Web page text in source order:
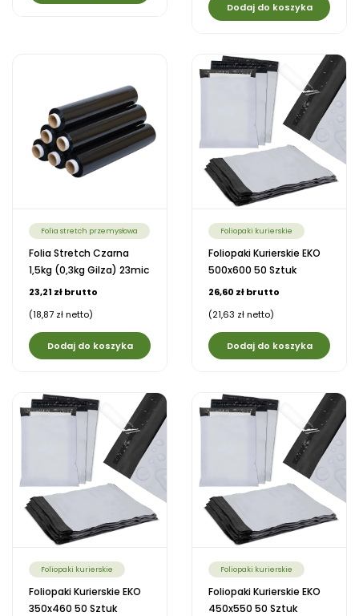
Dodaj do koszyka
Folia stretch przemysłowa
Folia Stretch Czarna
1,5kg (0,3kg Gilza) 23mic
23,21 zł brutto
(18,87 zł netto)
Dodaj do koszyka
Foliopaki kurierskie
Foliopaki Kurierskie EKO
500x600 50 Sztuk
26,60 zł brutto
(21,63 zł netto)
Dodaj do koszyka
Foliopaki kurierskie
Foliopaki Kurierskie EKO
350x460 50 Sztuk
Foliopaki kurierskie
Foliopaki Kurierskie EKO
450x550 50 Sztuk